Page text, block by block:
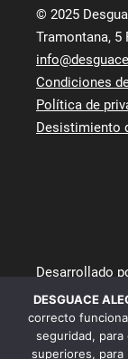
© 2025
Tramontana, 5
Condiciones
Política de
Desistimiento
Desarrollado
DESGUACE
correcto
seguridad,
superiores,